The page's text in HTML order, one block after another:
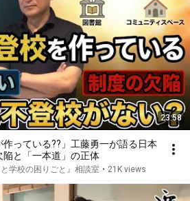
23:58
作っている??」工藤勇一が語る日本
陥と「一本道」の正体
学校の困りごと』相談室 • 21K views